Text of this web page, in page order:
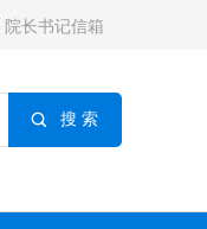
院长书记信箱
 搜 索